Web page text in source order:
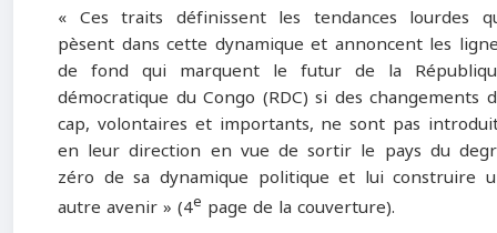
« Ces traits définissent les tendances lourdes
pèsent dans cette dynamique et annoncent les
de fond qui marquent le futur de la
démocratique du Congo (RDC) si des changements
cap, volontaires et importants, ne sont pas
en leur direction en vue de sortir le pays du
zéro de sa dynamique politique et lui construire
autre avenir » (4e page de la couverture).